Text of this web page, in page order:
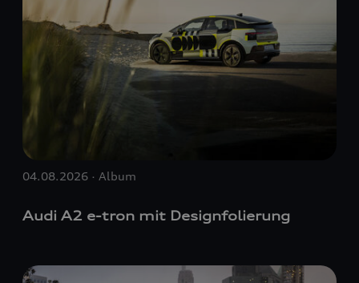
04.08.2026 · Album
Audi A2 e-tron mit Designfolierung